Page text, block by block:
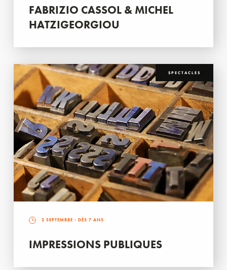
FABRIZIO CASSOL & MICHEL
HATZIGEORGIOU
SPECTACLES
2 SEPTEMBRE - DÈS 7 ANS
IMPRESSIONS PUBLIQUES